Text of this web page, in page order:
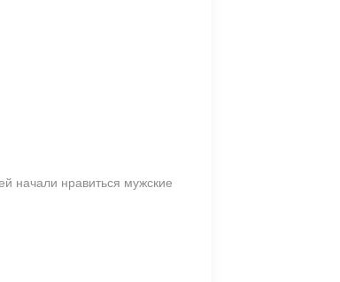
начали нравиться мужские